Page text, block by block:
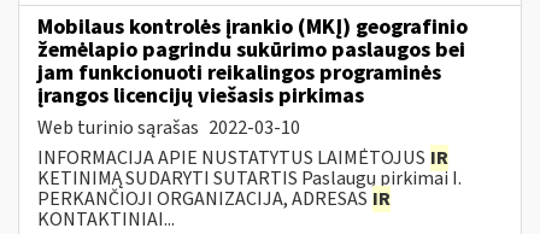
Mobilaus kontrolės įrankio (MKĮ) geografinio
žemėlapio pagrindu sukūrimo paslaugos bei
jam funkcionuoti reikalingos programinės
įrangos licencijų viešasis pirkimas
Web turinio sąrašas 2022-03-10
INFORMACIJA APIE NUSTATYTUS LAIMĖTOJUS IR
KETINIMĄ SUDARYTI SUTARTIS Paslaugų pirkimai I.
PERKANČIOJI ORGANIZACIJA, ADRESAS IR
KONTAKTINIAI...